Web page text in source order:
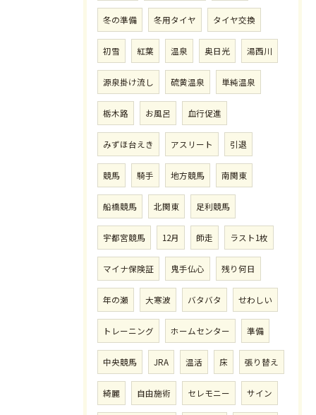
冬の準備 冬用タイヤ タイヤ交換
初雪 紅葉 温泉 奥日光 湯西川
源泉掛け流し 硫黄温泉 単純温泉
栃木路 お風呂 血行促進
みずほ台えき アスリート 引退
競馬 騎手 地方競馬 南関東
船橋競馬 北関東 足利競馬
宇都宮競馬 12月 師走 ラスト1枚
マイナ保険証 鬼手仏心 残り何日
年の瀬 大寒波 バタバタ せわしい
トレーニング ホームセンター 準備
中央競馬 JRA 温活 床 張り替え
綺麗 自由施術 セレモニー サイン